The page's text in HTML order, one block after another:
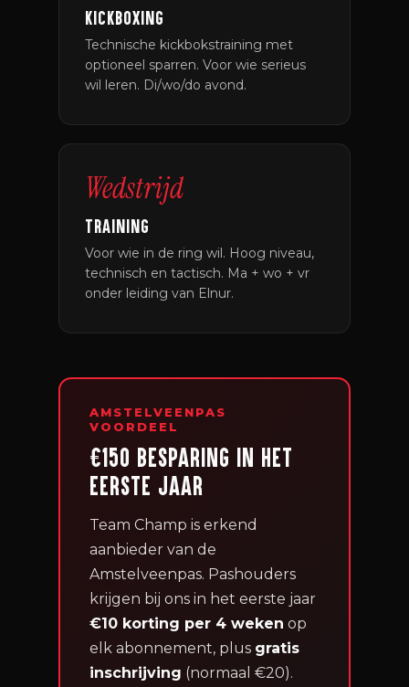
KICKBOXING
Technische kickbokstraining met
optioneel sparren. Voor wie serieus
wil leren. Di/wo/do avond.
Wedstrijd
TRAINING
Voor wie in de ring wil. Hoog niveau,
technisch en tactisch. Ma + wo + vr
onder leiding van Elnur.
AMSTELVEENPAS
VOORDEEL
€150 BESPARING IN HET
EERSTE JAAR
Team Champ is erkend
aanbieder van de
Amstelveenpas. Pashouders
krijgen bij ons in het eerste jaar
€10 korting per 4 weken op
elk abonnement, plus gratis
inschrijving (normaal €20).